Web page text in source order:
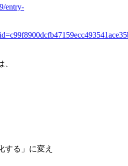
entry-
する」に変え